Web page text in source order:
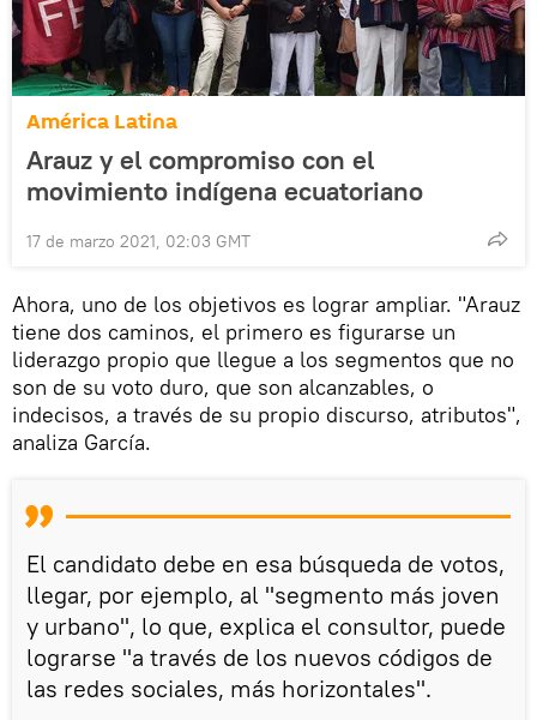
América Latina
Arauz y el compromiso con el
movimiento indígena ecuatoriano
17 de marzo 2021, 02:03 GMT
Ahora, uno de los objetivos es lograr ampliar. "Arauz
tiene dos caminos, el primero es figurarse un
liderazgo propio que llegue a los segmentos que no
son de su voto duro, que son alcanzables, o
indecisos, a través de su propio discurso, atributos",
analiza García.
El candidato debe en esa búsqueda de votos,
llegar, por ejemplo, al "segmento más joven
y urbano", lo que, explica el consultor, puede
lograrse "a través de los nuevos códigos de
las redes sociales, más horizontales".